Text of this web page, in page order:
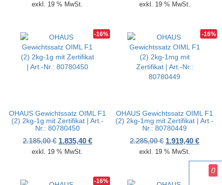
exkl. 19 % MwSt. exkl. 19 % MwSt.
-16%
OHAUS Gewichtssatz OIML F1
(2) 2kg-1g mit Zertifikat | Art.-
Nr.: 80780450
2.185,00€ Ursprünglicher Preis war: 2.185,00 €
1.835,40 €Aktueller Preis ist: 1.835,40 €.
exkl. 19 % MwSt.
-16%
OHAUS Gewichtssatz OIML F1
(2) 2kg-1mg mit Zertifikat | Art.-
Nr.: 80780449
2.285,00€ Ursprünglicher
1.919,40€
exkl. 19 % MwSt.
-16%
0